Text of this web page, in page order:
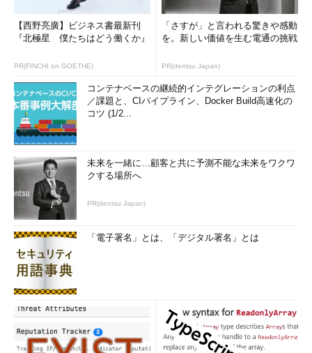
【西野亮廣】ビジネス書最新刊
『北極星 僕たちはどう働くか』
PR(FINCHI on GOETHE)
「さすが」と言われる驚きや感動
を。新しい価値を生む電通の挑戦
PR(dentsu Japan)
コンテナベースの継続的インテグレーションの利点
／課題と、CIパイプライン、Docker Build高速化の
コツ (1/2...
未来を一緒に…顧客と共に予測不能な未来をワクワ
クする場所へ
PR(dentsu Japan)
「電子署名」とは、「デジタル署名」とは